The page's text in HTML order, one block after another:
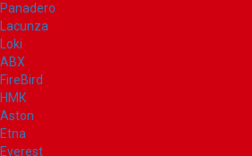
Panadero
Lacunza
Loki
ABX
FireBird
НМК
Aston
Etna
Everest